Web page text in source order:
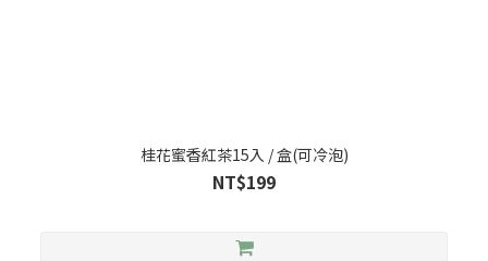
桂花蜜香紅茶15入 / 盒(可冷泡)
NT$199